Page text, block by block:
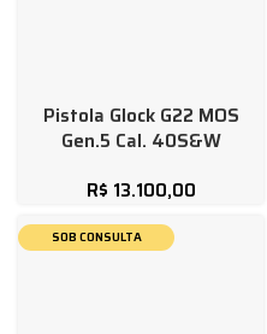
Pistola Glock G22 MOS
Gen.5 Cal. 40S&W
R$ 13.100,00
SOB CONSULTA